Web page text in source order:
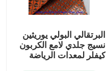
البرتقالي البولي يوريثين
نسيج جلدي لامع الكربون
كيفلر لمعدات الرياضة